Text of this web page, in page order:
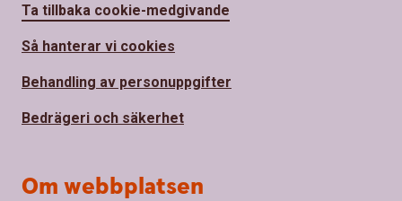
Ta tillbaka cookie-medgivande
Så hanterar vi cookies
Behandling av personuppgifter
Bedrägeri och säkerhet
Om webbplatsen